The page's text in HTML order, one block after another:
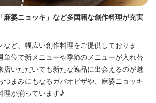
麻婆ニョッキ」など多国籍な創作料理が充実
など、幅広い創作料理をご提供しておりま
単位で新メニューや季節のメニューが入れ替
店いただいても新たな逸品に出会えるのが魅
まみにもなるガパオピザや、麻婆ニョッキ
理が揃っています♪
るための数字の管理や、経営の視点について
マネジメントの力も身につけながら、仲間
リティを育てていきましょう。
ル
術 ワインの知識 焼酎の知識
な方
合いながら挑戦できる方
い方
当者からのメッセージ
エリアで、仲間とワイワイしながら、
にできるお店で働いてみませんか？
3-19 オガワビル 2F